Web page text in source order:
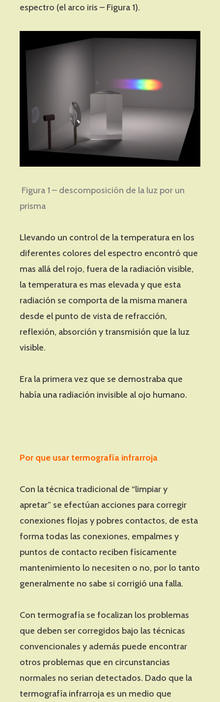
espectro (el arco iris – Figura 1).
Figura 1 – descomposición de la luz por un
prisma
Llevando un control de la temperatura en los
diferentes colores del espectro encontró que
mas allá del rojo, fuera de la radiación visible,
la temperatura es mas elevada y que esta
radiación se comporta de la misma manera
desde el punto de vista de refracción,
reflexión, absorción y transmisión que la luz
visible.
Era la primera vez que se demostraba que
había una radiación invisible al ojo humano.
Por que usar termografía infrarroja
Con la técnica tradicional de “limpiar y
apretar” se efectúan acciones para corregir
conexiones flojas y pobres contactos, de esta
forma todas las conexiones, empalmes y
puntos de contacto reciben físicamente
mantenimiento lo necesiten o no, por lo tanto
generalmente no sabe si corrigió una falla.
Con termografía se focalizan los problemas
que deben ser corregidos bajo las técnicas
convencionales y además puede encontrar
otros problemas que en circunstancias
normales no serian detectados. Dado que la
termografía infrarroja es un medio que